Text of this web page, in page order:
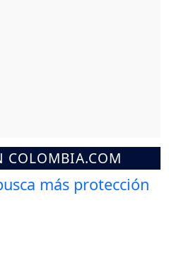
COLOMBIA.COM